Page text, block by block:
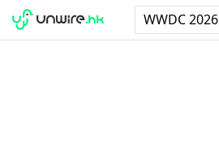
WWDC 2026